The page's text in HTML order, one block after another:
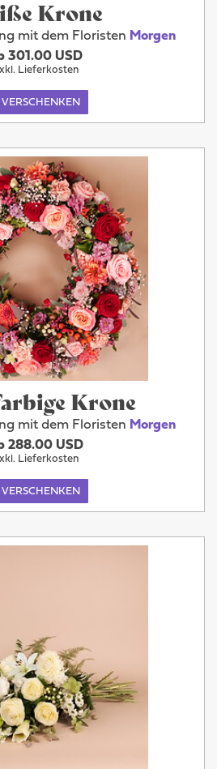
Krone
mit dem Floristen Morgen
301.00 USD
Lieferkosten
VERSCHENKEN
Krone
mit dem Floristen Morgen
288.00 USD
Lieferkosten
VERSCHENKEN